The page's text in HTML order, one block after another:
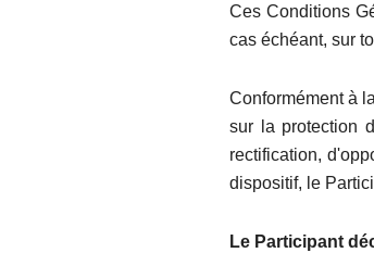
Ces Conditions
cas échéant, sur
Conformément à
sur la protection
rectification,
dispositif, le
Le Participant